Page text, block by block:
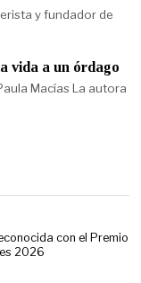
y fundador de
vida a un órdago
Macías La autora
con el Premio
2026